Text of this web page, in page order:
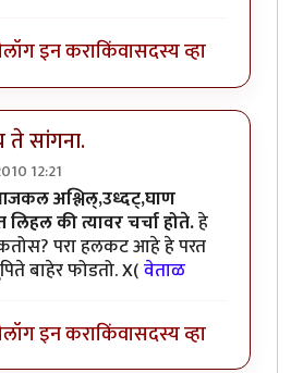
लॉग इन कराकिंवासदस्य व्हा
सांगना.
12:21
अश्लिल्,उध्दट्,घाण
की त्यावर चर्चा होते.हे
परा हलकट आहे हे परत
बाहेर फोडतो. X(वेताळ
लॉग इन कराकिंवासदस्य व्हा